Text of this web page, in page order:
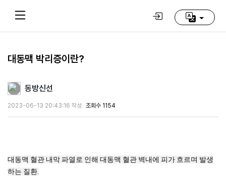
(current)
동
방
교
대동맥 박리증이란?
동방신선
2023-06-13 20:43:16 작성 조회수 1154
대동맥 혈관 내막 파열로 인해 대동맥 혈관 벽내에 피가 흐르며 발생
하는 질환.